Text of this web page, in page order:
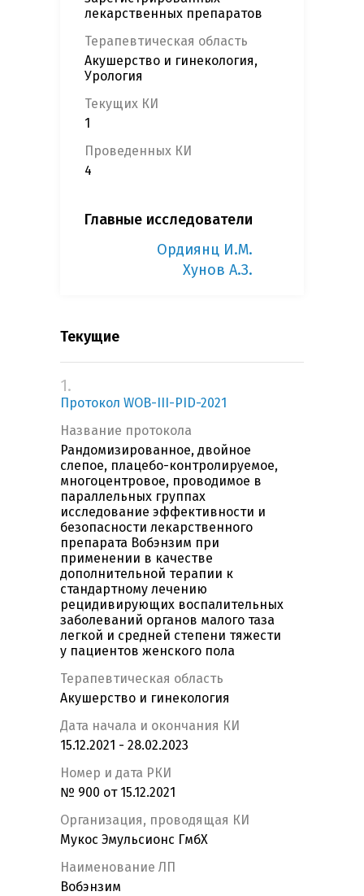
лекарственных препаратов
Терапевтическая область
Акушерство и гинекология,
Урология
Текущих КИ
1
Проведенных КИ
4
Главные исследователи
Ордиянц И.М.
Хунов А.З.
Текущие
1.
Протокол WOB-III-PID-2021
Название протокола
Рандомизированное, двойное
слепое, плацебо-контролируемое,
многоцентровое, проводимое в
параллельных группах
исследование эффективности и
безопасности лекарственного
препарата Вобэнзим при
применении в качестве
дополнительной терапии к
стандартному лечению
рецидивирующих воспалительных
заболеваний органов малого таза
легкой и средней степени тяжести
у пациентов женского пола
Терапевтическая область
Акушерство и гинекология
Дата начала и окончания КИ
15.12.2021 - 28.02.2023
Номер и дата РКИ
№ 900 от 15.12.2021
Организация, проводящая КИ
Мукос Эмульсионс ГмбХ
Наименование ЛП
Вобэнзим